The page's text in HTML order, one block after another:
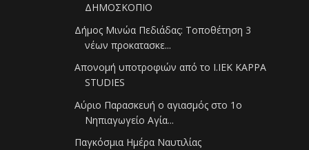
ΔΗΜΟΣΚΟΠΙΟ
Δήμος Μινώα Πεδιάδας: Τοποθέτηση 3
νέων προκατασκε...
Απονομή υποτροφιών από το Ι.ΙΕΚ KAPPA
STUDIES
Αύριο Παρασκευή ο αγιασμός στο 1ο
Νηπιαγωγείο Αγία...
Παγκόσμια Ημέρα Ναυτιλίας